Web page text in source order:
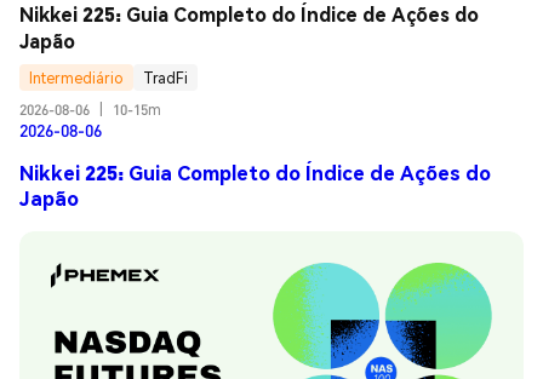
Nikkei 225: Guia Completo do Índice de Ações do
Japão
Intermediário
TradFi
2026-08-06
10-15m
2026-08-06
Nikkei 225: Guia Completo do Índice de Ações do
Japão